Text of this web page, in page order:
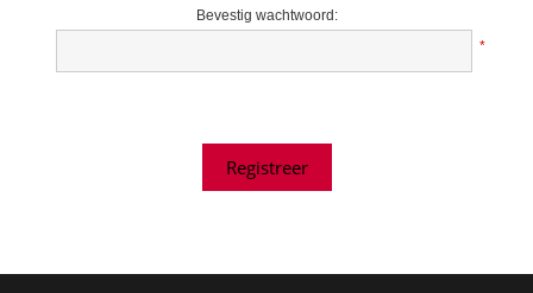
Bevestig wachtwoord:
*